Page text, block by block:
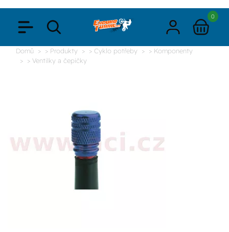
0
Domů > Produkty > Cyklo potřeby
> Komponenty
> Ventilky a čepičky